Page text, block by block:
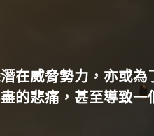
在威脅勢力，亦或
的悲痛，甚至導致一